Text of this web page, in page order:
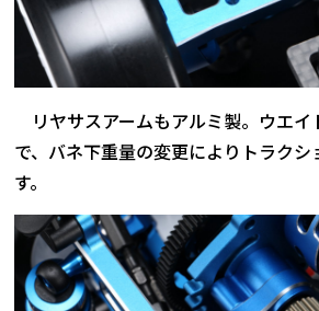
リヤサスアームもアルミ製。ウエイ
で、バネ下重量の変更によりトラクシ
す。